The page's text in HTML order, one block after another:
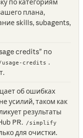
по категориям
плана,
skills, subagents,
credits” по
usage-credits .
об ошибках
усилий, таком как
результаты
PR. /simplify
для очистки.